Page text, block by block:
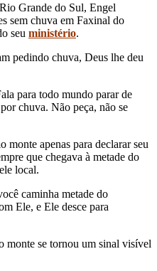
Grande do Sul, Engel
sem chuva em Faxinal do
seu ministério.
pedindo chuva, Deus lhe deu
para todo mundo parar de
chuva. Não peça, não se
monte apenas para declarar seu
que chegava à metade do
local.
caminha metade do
Ele, e Ele desce para
monte se tornou um sinal visível